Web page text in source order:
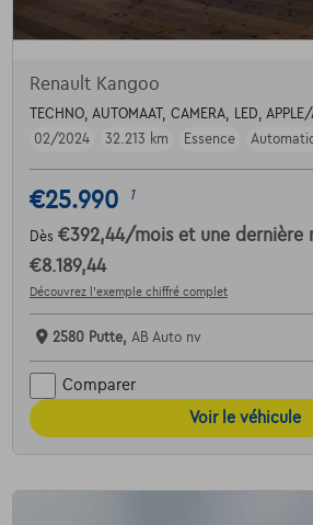
Renault Kangoo
TECHNO, AUTOMAAT, CAMERA, LED,
02/2024
32.213 km Essence
€25.990 1
Dès €392,44/mois et une dernière
€8.189,44
Découvrez l’exemple chiffré complet
2580 Putte, AB Auto nv
Comparer
Voir le véhicule